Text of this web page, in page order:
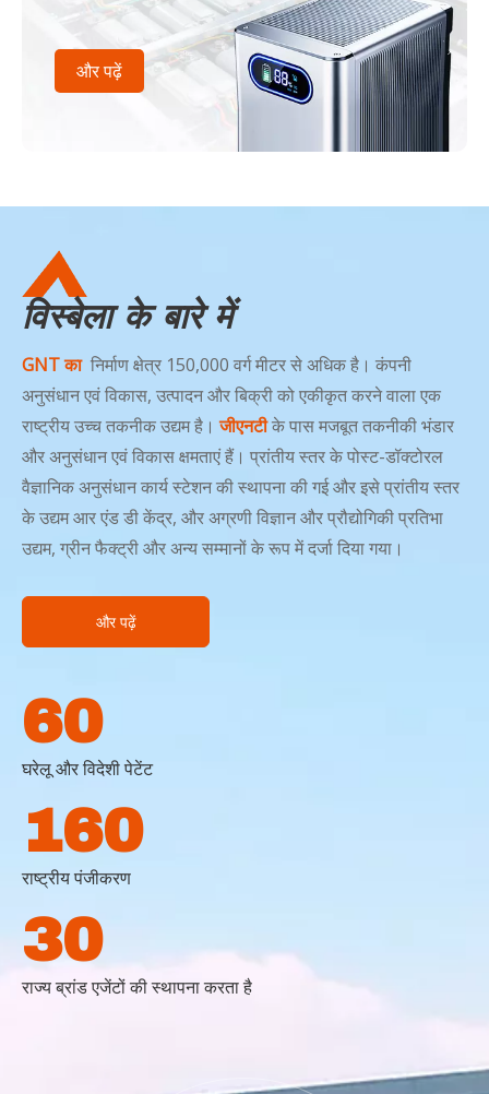
और पढ़ें
विस्बेला के बारे में
GNT का निर्माण क्षेत्र 150,000 वर्ग मीटर से अधिक है। कंपनी
अनुसंधान एवं विकास, उत्पादन और बिक्री को एकीकृत करने वाला एक
राष्ट्रीय उच्च तकनीक उद्यम है।जीएनटीके पास मजबूत तकनीकी भंडार
और अनुसंधान एवं विकास क्षमताएं हैं। प्रांतीय स्तर के पोस्ट-डॉक्टोरल
वैज्ञानिक अनुसंधान कार्य स्टेशन की स्थापना की गई और इसे प्रांतीय स्तर
के उद्यम आर एंड डी केंद्र, और अग्रणी विज्ञान और प्रौद्योगिकी प्रतिभा
उद्यम, ग्रीन फैक्ट्री और अन्य सम्मानों के रूप में दर्जा दिया गया।
और पढ़ें
60
घरेलू और विदेशी पेटेंट
160
राष्ट्रीय पंजीकरण
30
राज्य ब्रांड एजेंटों की स्थापना करता है